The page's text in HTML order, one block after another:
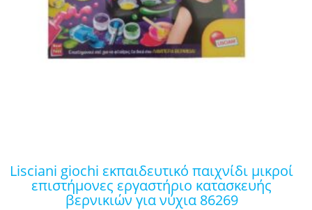
lisciani giochi εκπαιδευτικό παιχνίδι μικροί
επιστήμονες εργαστήριο κατασκευής
βερνικιών για νύχια 86269